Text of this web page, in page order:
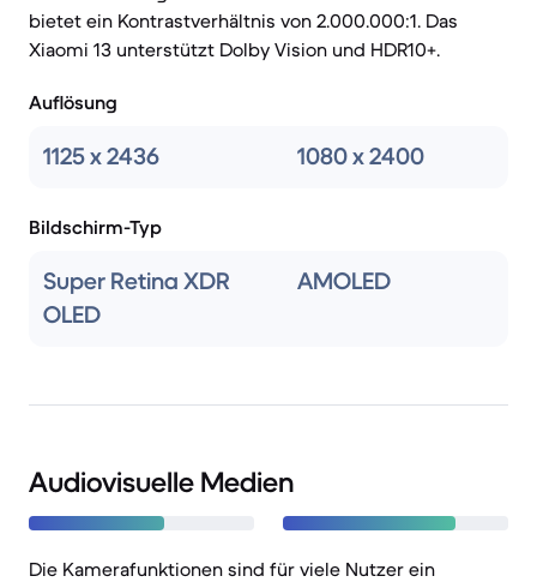
bietet ein Kontrastverhältnis von 2.000.000:1. Das
Xiaomi 13 unterstützt Dolby Vision und HDR10+.
Auflösung
1125 x 2436 1080 x 2400
Bildschirm-Typ
Super Retina XDR
OLED
AMOLED
Audiovisuelle Medien
Die Kamerafunktionen sind für viele Nutzer ein